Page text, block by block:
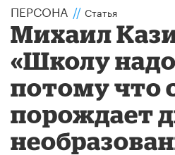
ПЕРСОНА // Статья
Михаил
«Школу
потому что
порождает